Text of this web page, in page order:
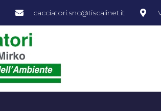
cacciatori.snc@tiscalinet.it